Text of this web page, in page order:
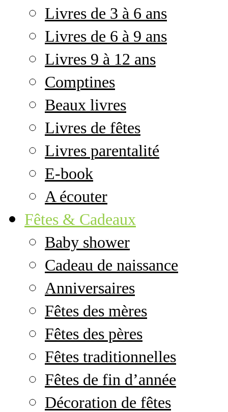
Livres de 3 à 6 ans
Livres de 6 à 9 ans
Livres 9 à 12 ans
Comptines
Beaux livres
Livres de fêtes
Livres parentalité
E-book
A écouter
Fêtes & Cadeaux
Baby shower
Cadeau de naissance
Anniversaires
Fêtes des mères
Fêtes des pères
Fêtes traditionnelles
Fêtes de fin d’année
Décoration de fêtes